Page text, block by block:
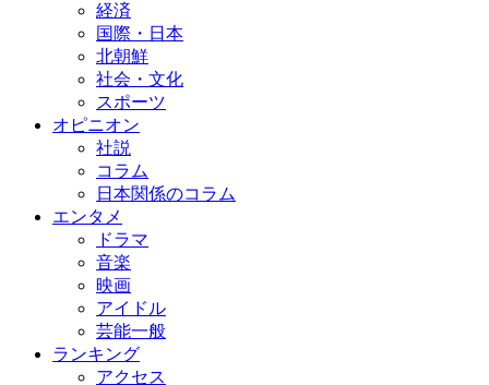
経済
国際・日本
北朝鮮
社会・文化
スポーツ
オピニオン
社説
コラム
日本関係のコラム
エンタメ
ドラマ
音楽
映画
アイドル
芸能一般
ランキング
アクセス